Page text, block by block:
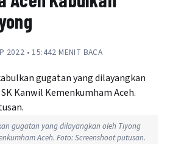
2022 • 15:442 MENIT BACA
gugatan yang dilayangkan oleh Tiyong
Aceh. Foto: Screenshoot putusan.